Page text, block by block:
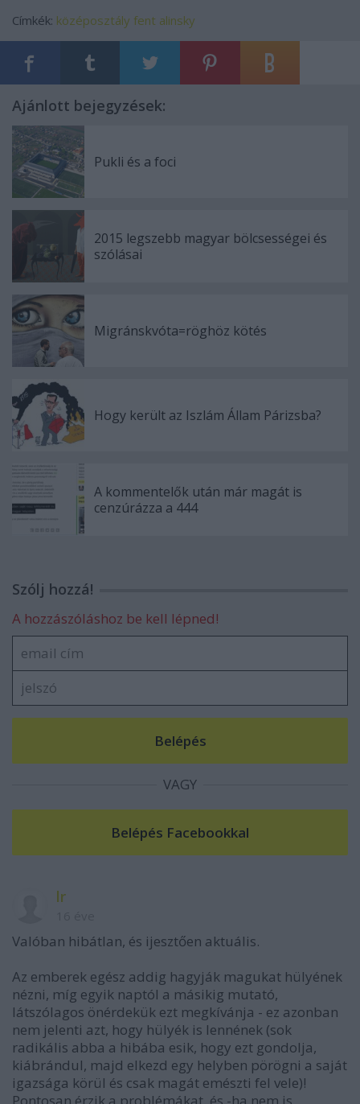
Címkék: középosztály fent alinsky
Ajánlott bejegyzések:
Pukli és a foci
2015 legszebb magyar bölcsességei és
szólásai
Migránskvóta=röghöz kötés
Hogy került az Iszlám Állam Párizsba?
A kommentelők után már magát is
cenzúrázza a 444
Szólj hozzá!
A hozzászóláshoz be kell lépned!
VAGY
lr
Valóban hibátlan, és ijesztően aktuális.
Az emberek egész addig hagyják magukat hülyének
nézni, míg egyik naptól a másikig mutató,
látszólagos önérdekük ezt megkívánja - ez azonban
nem jelenti azt, hogy hülyék is lennének (sok
radikális abba a hibába esik, hogy ezt gondolja,
kiábrándul, majd elkezd egy helyben pörögni a saját
igazsága körül és csak magát emészti fel vele)!